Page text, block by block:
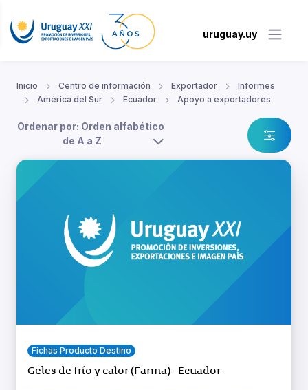
uruguay.uy
Inicio Centro de información Exportador
Informes
América del Sur
Ecuador Apoyo a exportadores
Ordenar por: Orden alfabético
de A a Z
Fichas Producto Destino
Geles de frío y calor (Farma) - Ecuador